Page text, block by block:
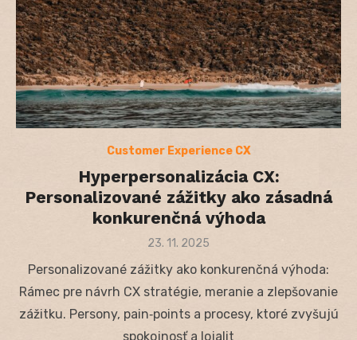
Customer Experience CX
Hyperpersonalizácia CX:
Personalizované zážitky ako zásadná
konkurenčná výhoda
Posted
23. 11. 2025
Personalizované zážitky ako konkurenčná výhoda:
Rámec pre návrh CX stratégie, meranie a zlepšovanie
zážitku. Persony, pain‑points a procesy, ktoré zvyšujú
spokojnosť a lojalit